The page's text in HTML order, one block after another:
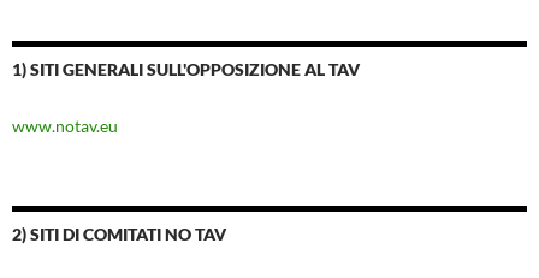
1) SITI GENERALI SULL'OPPOSIZIONE AL TAV
www.notav.eu
2) SITI DI COMITATI NO TAV